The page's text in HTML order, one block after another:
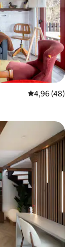
Évaluation
4,96 (48)